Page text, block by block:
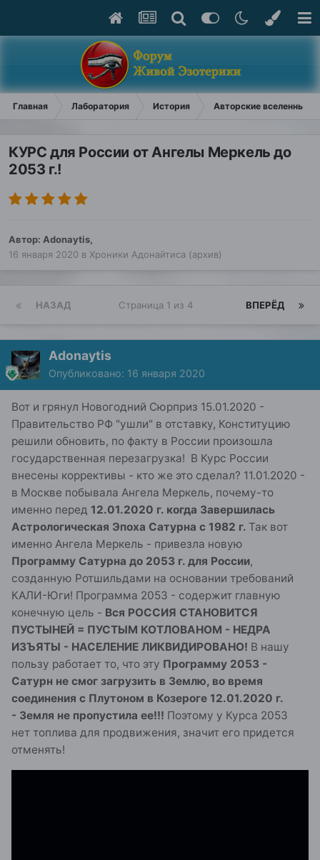
Главная Лаборатория История Авторские вселенные
КУРС для России от Ангелы Меркель до
2053 г.!
Автор: Adonaytis,
16 января 2020 в Хроники Адонайтиса (архив)
НАЗАД ВПЕРЁД
Страница 1 из 4
Adonaytis
Опубликовано: 16 января 2020
Вот и грянул Новогодний Сюрприз 15.01.2020 -
Правительство РФ "ушли" в отставку, Конституцию
решили обновить, по факту в России произошла
государственная перезагрузка! В Курс России
внесены коррективы - кто же это сделал? 11.01.2020 -
в Москве побывала Ангела Меркель, почему-то
именно перед 12.01.2020 г. когда Завершилась
Астрологическая Эпоха Сатурна с 1982 г. Так вот
именно Ангела Меркель - привезла новую
Программу Сатурна до 2053 г. для России,
созданную Ротшильдами на основании требований
КАЛИ-Юги! Программа 2053 - содержит главную
конечную цель - Вся РОССИЯ СТАНОВИТСЯ
ПУСТЫНЕЙ = ПУСТЫМ КОТЛОВАНОМ - НЕДРА
ИЗЪЯТЫ - НАСЕЛЕНИЕ ЛИКВИДИРОВАНО! В нашу
пользу работает то, что эту Программу 2053 -
Сатурн не смог загрузить в Землю, во время
соединения с Плутоном в Козероге 12.01.2020 г.
- Земля не пропустила ее!!! Поэтому у Курса 2053
нет топлива для продвижения, значит его придется
отменять!